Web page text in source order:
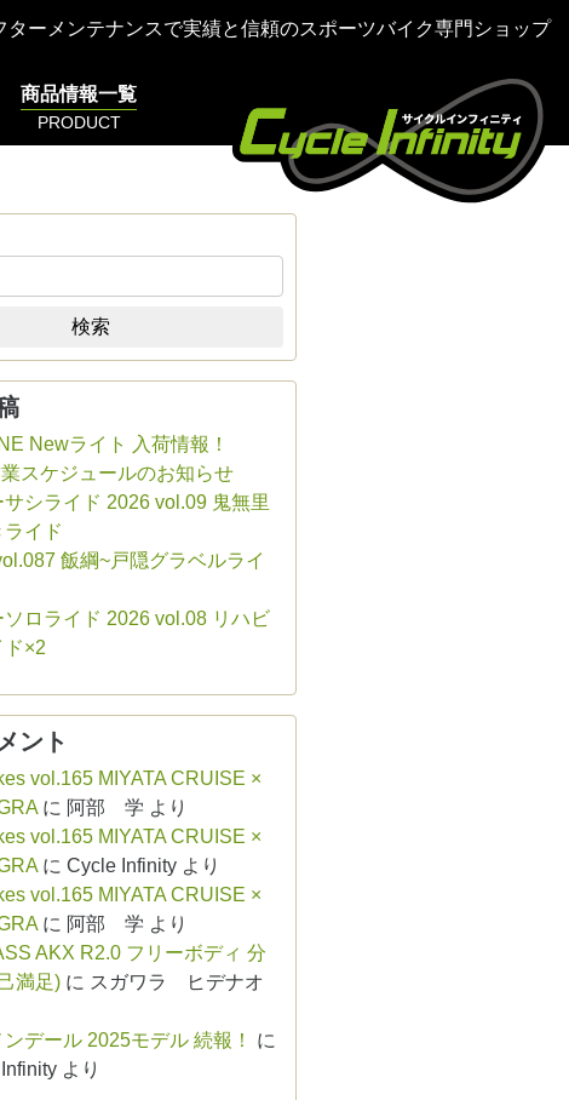
ターメンテナンスで実績と信頼のスポーツバイク専門ショップ
商品情報一覧
PRODUCT
検索
Newライト 入荷情報！
スケジュールのお知らせ
サシライド 2026 vol.09 鬼無里
イド
飯綱~戸隠グラベルライ
ソロライド 2026 vol.08 リハビ
ド×2
ント
vol.165 MIYATA CRUISE ×
に 阿部 学 より
vol.165 MIYATA CRUISE ×
にCycle Infinity より
vol.165 MIYATA CRUISE ×
に 阿部 学 より
AKX R2.0 フリーボディ 分
満足) に スガワラ ヒデナオ
デール 2025モデル 続報！
に
より